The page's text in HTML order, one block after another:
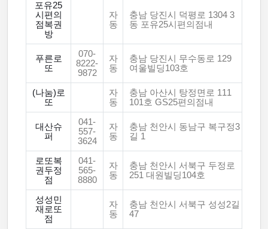
포유25
시편의
점복권
방
자
동
충남 당진시 덕평로 1304 3
동 포유25시편의점내
푸른로
또
070-
8222-
9872
자
동
충남 당진시 무수동로 129
여울빌딩103호
(나눔)로
또
자
동
충남 아산시 탕정면로 111
101호 GS25편의점내
대산슈
퍼
041-
557-
3624
자
동
충남 천안시 동남구 복구정3
길 1
로또복
권두정
점
041-
565-
8880
자
동
충남 천안시 서북구 두정로
251 대원빌딩104호
성성민
재로또
점
자
동
충남 천안시 서북구 성성2길
47